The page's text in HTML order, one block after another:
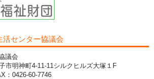
活センター協議会
議会
市明神町4-11-11シルクヒルズ大塚１F
：0426-60-7746